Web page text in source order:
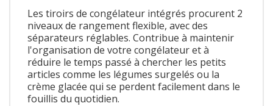
Les tiroirs de congélateur intégrés procurent 2
niveaux de rangement flexible, avec des
séparateurs réglables. Contribue à maintenir
l'organisation de votre congélateur et à
réduire le temps passé à chercher les petits
articles comme les légumes surgelés ou la
crème glacée qui se perdent facilement dans le
fouillis du quotidien.